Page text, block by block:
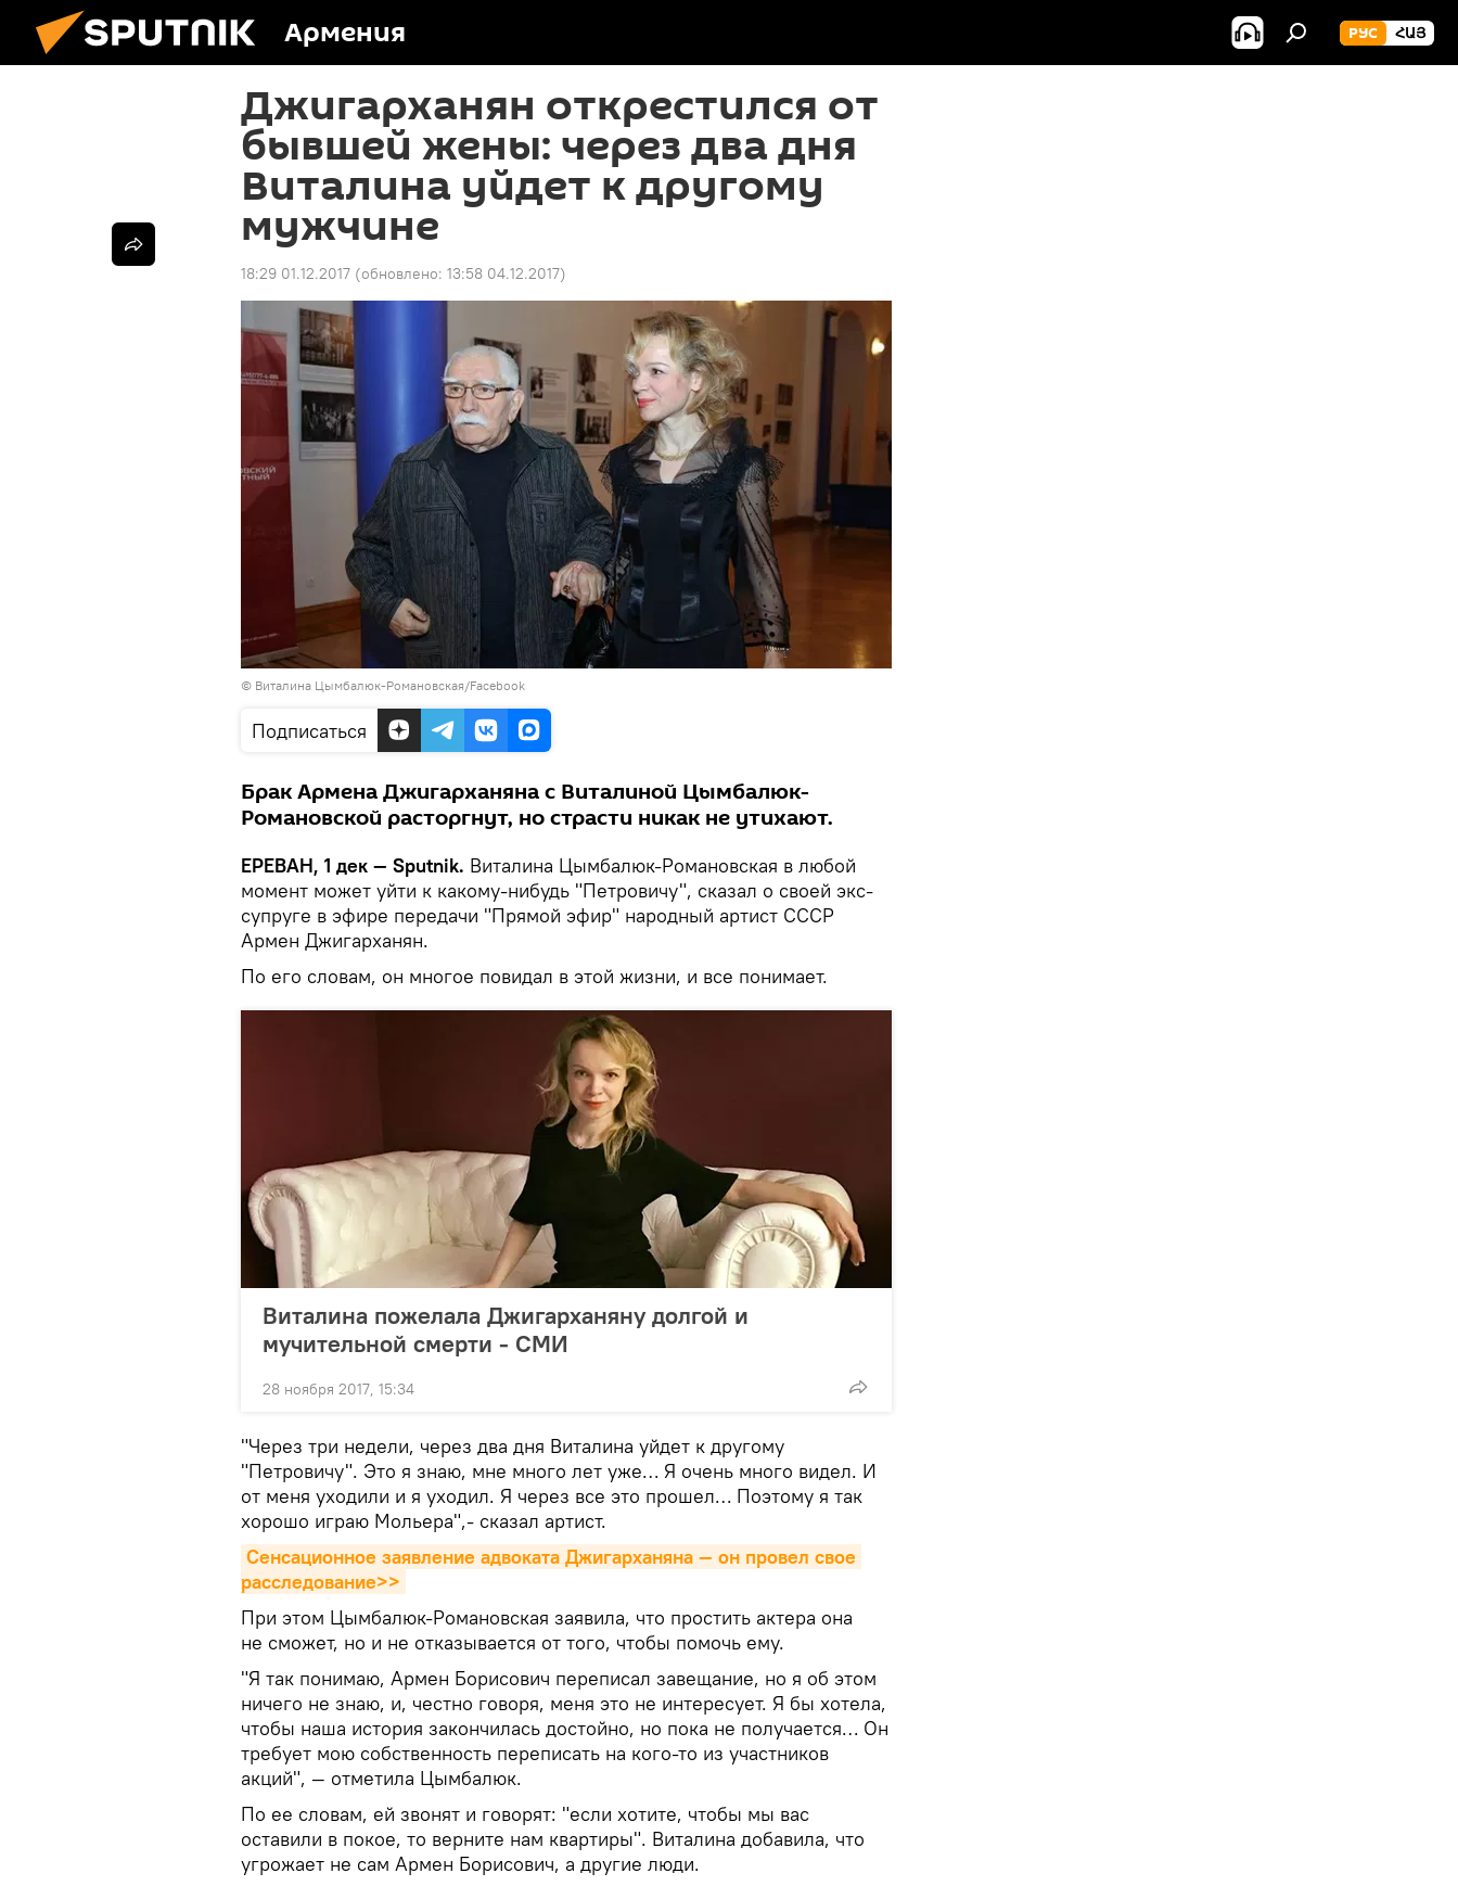
Армения РУС ՀԱՅ
Джигарханян открестился от
бывшей жены: через два дня
Виталина уйдет к другому
мужчине
18:29 01.12.2017 (обновлено: 13:58 04.12.2017)
© Виталина Цымбалюк-Романовская/Facebook
Подписаться
Брак Армена Джигарханяна с Виталиной Цымбалюк-
Романовской расторгнут, но страсти никак не утихают.
ЕРЕВАН, 1 дек — Sputnik. Виталина Цымбалюк-Романовская в любой
момент может уйти к какому-нибудь "Петровичу", сказал о своей экс-
супруге в эфире передачи "Прямой эфир" народный артист СССР
Армен Джигарханян.
По его словам, он многое повидал в этой жизни, и все понимает.
Виталина пожелала Джигарханяну долгой и
мучительной смерти - СМИ
28 ноября 2017, 15:34
"Через три недели, через два дня Виталина уйдет к другому
"Петровичу". Это я знаю, мне много лет уже… Я очень много видел. И
от меня уходили и я уходил. Я через все это прошел… Поэтому я так
хорошо играю Мольера",- сказал артист.
Сенсационное заявление адвоката Джигарханяна — он провел свое
расследование>>
При этом Цымбалюк-Романовская заявила, что простить актера она
не сможет, но и не отказывается от того, чтобы помочь ему.
"Я так понимаю, Армен Борисович переписал завещание, но я об этом
ничего не знаю, и, честно говоря, меня это не интересует. Я бы хотела,
чтобы наша история закончилась достойно, но пока не получается… Он
требует мою собственность переписать на кого-то из участников
акций", — отметила Цымбалюк.
По ее словам, ей звонят и говорят: "если хотите, чтобы мы вас
оставили в покое, то верните нам квартиры". Виталина добавила, что
угрожает не сам Армен Борисович, а другие люди.